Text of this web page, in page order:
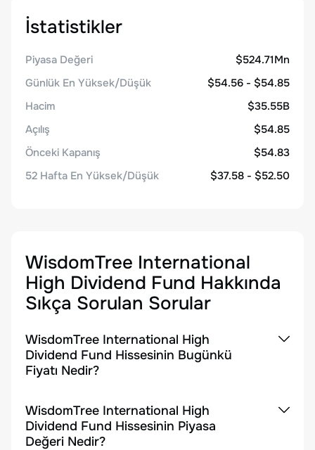
İstatistikler
Piyasa Değeri
$524.71Mn
Günlük En Yüksek/Düşük
$54.56 - $54.85
Hacim
$35.55B
Açılış
$54.85
Önceki Kapanış
$54.83
52 Hafta En Yüksek/Düşük
$37.58 - $52.50
WisdomTree International
High Dividend Fund Hakkında
Sıkça Sorulan Sorular
WisdomTree International High
Dividend Fund Hissesinin Bugünkü
Fiyatı Nedir?
WisdomTree International High
Dividend Fund Hissesinin Piyasa
Değeri Nedir?